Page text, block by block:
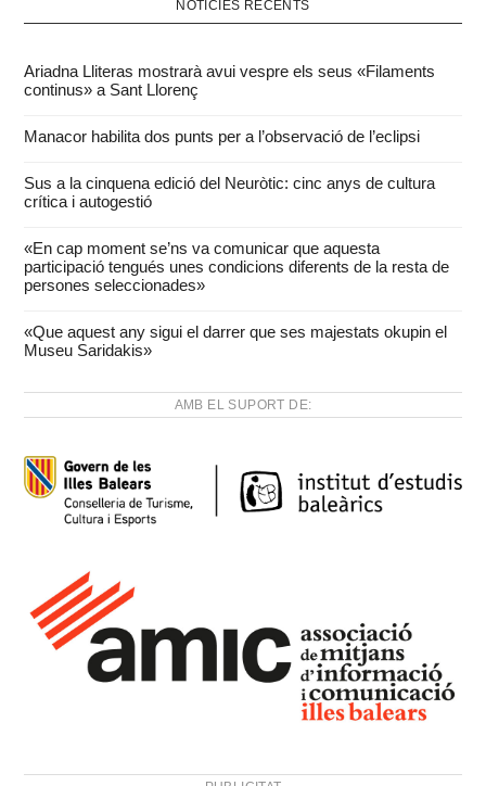
NOTÍCIES RECENTS
Ariadna Lliteras mostrarà avui vespre els seus «Filaments
continus» a Sant Llorenç
Manacor habilita dos punts per a l’observació de l’eclipsi
Sus a la cinquena edició del Neuròtic: cinc anys de cultura
crítica i autogestió
«En cap moment se’ns va comunicar que aquesta
participació tengués unes condicions diferents de la resta de
persones seleccionades»
«Que aquest any sigui el darrer que ses majestats okupin el
Museu Saridakis»
AMB EL SUPORT DE: